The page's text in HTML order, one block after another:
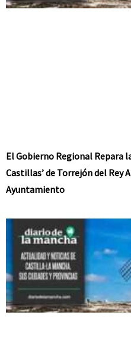
El Gobierno Regional Repara
Castillas’ de Torrejón del Rey
Ayuntamiento